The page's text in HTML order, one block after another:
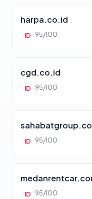
harpa.co.id
ID 95/100
cgd.co.id
ID 95/100
ID 95/100
ID 95/100